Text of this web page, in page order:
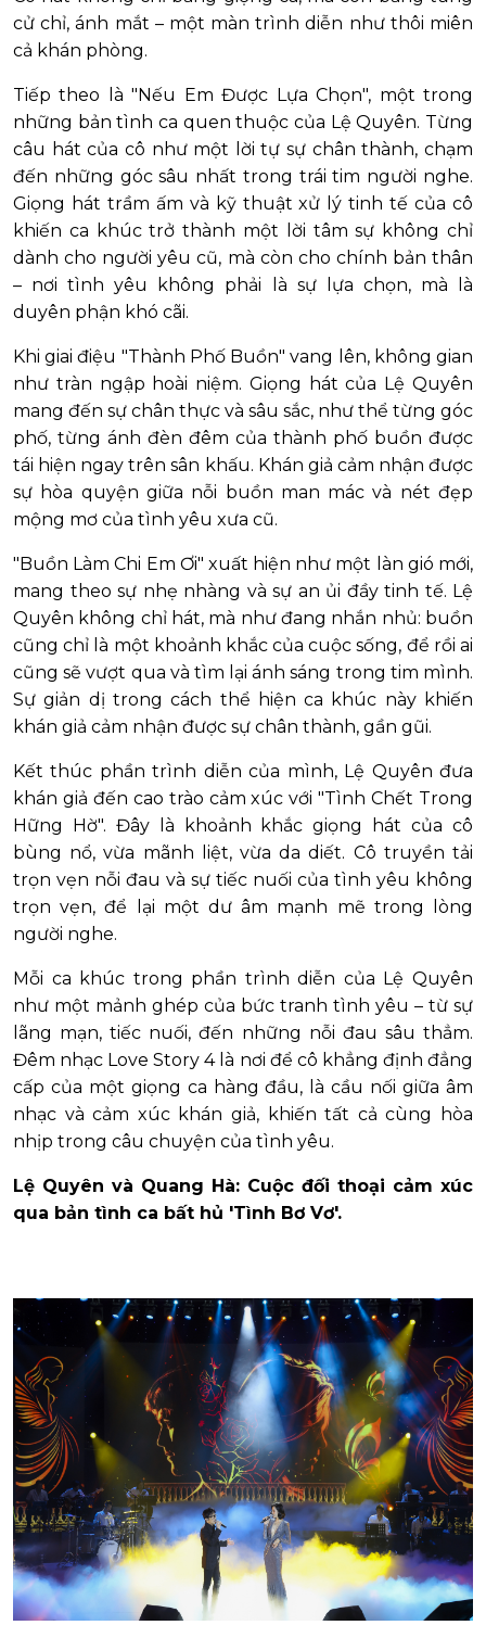
cử chỉ, ánh mắt – một màn trình diễn như thôi miên
cả khán phòng.
Tiếp theo là "Nếu Em Được Lựa Chọn", một trong
những bản tình ca quen thuộc của Lệ Quyên. Từng
câu hát của cô như một lời tự sự chân thành, chạm
đến những góc sâu nhất trong trái tim người nghe.
Giọng hát trầm ấm và kỹ thuật xử lý tinh tế của cô
khiến ca khúc trở thành một lời tâm sự không chỉ
dành cho người yêu cũ, mà còn cho chính bản thân
– nơi tình yêu không phải là sự lựa chọn, mà là
duyên phận khó cãi.
Khi giai điệu "Thành Phố Buồn" vang lên, không gian
như tràn ngập hoài niệm. Giọng hát của Lệ Quyên
mang đến sự chân thực và sâu sắc, như thể từng góc
phố, từng ánh đèn đêm của thành phố buồn được
tái hiện ngay trên sân khấu. Khán giả cảm nhận được
sự hòa quyện giữa nỗi buồn man mác và nét đẹp
mộng mơ của tình yêu xưa cũ.
"Buồn Làm Chi Em Ơi" xuất hiện như một làn gió mới,
mang theo sự nhẹ nhàng và sự an ủi đầy tinh tế. Lệ
Quyên không chỉ hát, mà như đang nhắn nhủ: buồn
cũng chỉ là một khoảnh khắc của cuộc sống, để rồi ai
cũng sẽ vượt qua và tìm lại ánh sáng trong tim mình.
Sự giản dị trong cách thể hiện ca khúc này khiến
khán giả cảm nhận được sự chân thành, gần gũi.
Kết thúc phần trình diễn của mình, Lệ Quyên đưa
khán giả đến cao trào cảm xúc với "Tình Chết Trong
Hững Hờ". Đây là khoảnh khắc giọng hát của cô
bùng nổ, vừa mãnh liệt, vừa da diết. Cô truyền tải
trọn vẹn nỗi đau và sự tiếc nuối của tình yêu không
trọn vẹn, để lại một dư âm mạnh mẽ trong lòng
người nghe.
Mỗi ca khúc trong phần trình diễn của Lệ Quyên
như một mảnh ghép của bức tranh tình yêu – từ sự
lãng mạn, tiếc nuối, đến những nỗi đau sâu thẳm.
Đêm nhạc Love Story 4 là nơi để cô khẳng định đẳng
cấp của một giọng ca hàng đầu, là cầu nối giữa âm
nhạc và cảm xúc khán giả, khiến tất cả cùng hòa
nhịp trong câu chuyện của tình yêu.
Lệ Quyên và Quang Hà: Cuộc đối thoại cảm xúc
qua bản tình ca bất hủ 'Tình Bơ Vơ'.